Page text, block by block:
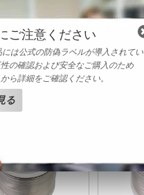
ご注意ください
は公式の防偽ラベルが導入されてい
性の確認および安全なご購入のため
ら詳細をご確認ください。
る